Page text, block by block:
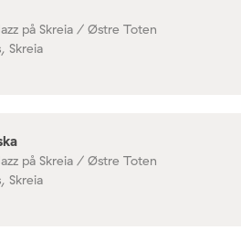
på Skreia / Østre Toten
Skreia
på Skreia / Østre Toten
Skreia